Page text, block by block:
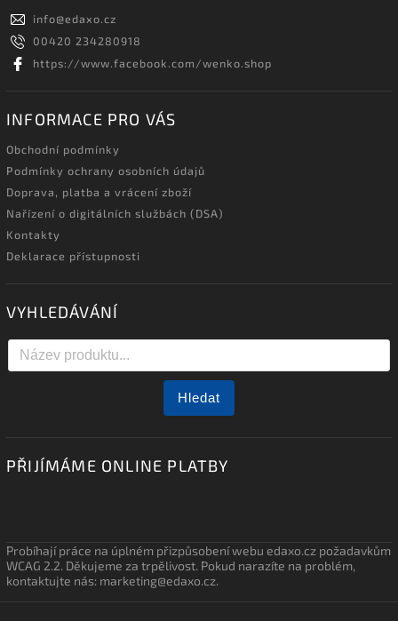
info@edaxo.cz
00420 234280918
https://www.facebook.com/wenko.shop
INFORMACE PRO VÁS
Obchodní podmínky
Podmínky ochrany osobních údajů
Doprava, platba a vrácení zboží
Nařízení o digitálních službách (DSA)
Kontakty
Deklarace přístupnosti
VYHLEDÁVÁNÍ
Hledat
PŘIJÍMÁME ONLINE PLATBY
Probíhají práce na úplném přizpůsobení webu edaxo.cz požadavkům
WCAG 2.2. Děkujeme za trpělivost. Pokud narazíte na problém,
kontaktujte nás: marketing@edaxo.cz.